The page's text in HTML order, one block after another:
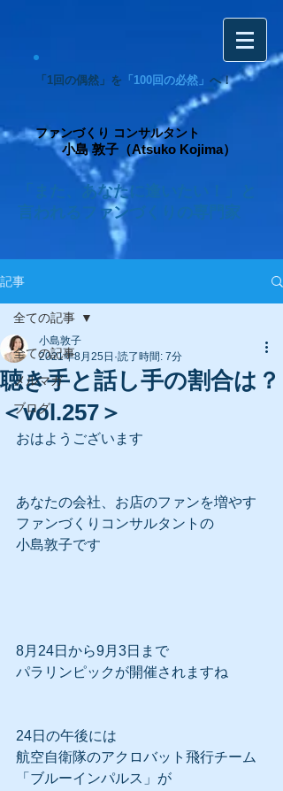
「1回の偶然」を 「100回の必然」 へ！
ファンづくり コンサルタント
小島 敦子（Atsuko Kojima）
「また、あなたに逢いたい！」と
言われるファンづくりの専門家
記事
全ての記事
メルマガ
ブログ
全ての記事
聴き手と話し手の割合は？
＜vol.257＞
小島敦子
2021年8月25日 読了時間: 7分
おはようございます
あなたの会社、お店のファンを増やす
ファンづくりコンサルタントの
小島敦子です
8月24日から9月3日まで
パラリンピックが開催されますね
24日の午後には
航空自衛隊のアクロバット飛行チーム
「ブルーインパルス」が